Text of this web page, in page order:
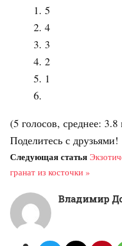
5
4
3
2
1
(5 голосов, среднее: 3.8
Поделитесь с друзьями!
Следующая статья
гранат из косточки »
Владимир